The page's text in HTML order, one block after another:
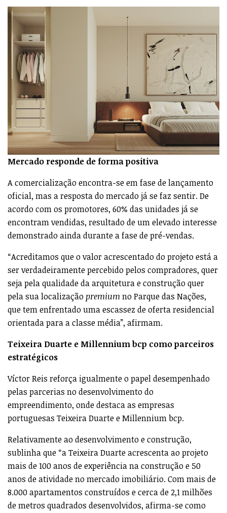
Mercado responde de forma positiva
A comercialização encontra-se em fase de lançamento
oficial, mas a resposta do mercado já se faz sentir. De
acordo com os promotores, 60% das unidades já se
encontram vendidas, resultado de um elevado interesse
demonstrado ainda durante a fase de pré-vendas.
“Acreditamos que o valor acrescentado do projeto está a
ser verdadeiramente percebido pelos compradores, quer
seja pela qualidade da arquitetura e construção quer
pela sua localização premium no Parque das Nações,
que tem enfrentado uma escassez de oferta residencial
orientada para a classe média”, afirmam.
Teixeira Duarte e Millennium bcp como parceiros
estratégicos
Víctor Reis reforça igualmente o papel desempenhado
pelas parcerias no desenvolvimento do
empreendimento, onde destaca as empresas
portuguesas Teixeira Duarte e Millennium bcp.
Relativamente ao desenvolvimento e construção,
sublinha que “a Teixeira Duarte acrescenta ao projeto
mais de 100 anos de experiência na construção e 50
anos de atividade no mercado imobiliário. Com mais de
8.000 apartamentos construídos e cerca de 2,1 milhões
de metros quadrados desenvolvidos, afirma-se como